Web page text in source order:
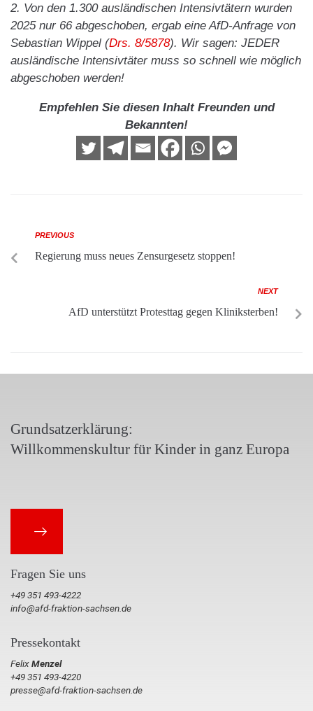
2. Von den 1.300 ausländischen Intensivtätern wurden
2025 nur 66 abgeschoben, ergab eine AfD-Anfrage von
Sebastian Wippel (Drs. 8/5878). Wir sagen: JEDER
ausländische Intensivtäter muss so schnell wie möglich
abgeschoben werden!
Empfehlen Sie diesen Inhalt Freunden und
Bekannten!
PREVIOUS
Regierung muss neues Zensurgesetz stoppen!
NEXT
AfD unterstützt Protesttag gegen Kliniksterben!
Grundsatzerklärung:
Willkommenskultur für Kinder in ganz Europa
Fragen Sie uns
+49 351 493-4222
info@afd-fraktion-sachsen.de
Pressekontakt
FelixMenzel
+49 351 493-4220
presse@afd-fraktion-sachsen.de